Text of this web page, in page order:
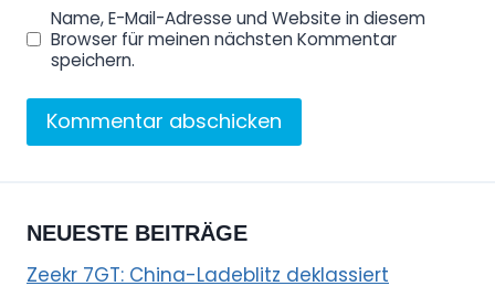
Name, E-Mail-Adresse und Website in diesem
Browser für meinen nächsten Kommentar
speichern.
NEUESTE BEITRÄGE
Zeekr 7GT: China-Ladeblitz deklassiert